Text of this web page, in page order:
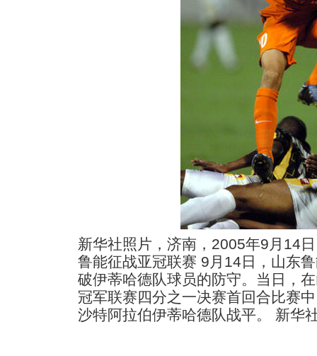
新华社照片，济南，2005年9月14
鲁能征战亚冠联赛 9月14日，山东
破伊蒂哈德队球员的防守。当日，
冠军联赛四分之一决赛首回合比赛
沙特阿拉伯伊蒂哈德队战平。 新华